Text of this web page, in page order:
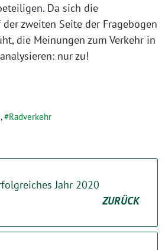
Da sich die
zweiten Seite der Fragebögen
die Meinungen zum Verkehr in
nur zu!
, Radverkehr
Jahr 2020
ZURÜCK